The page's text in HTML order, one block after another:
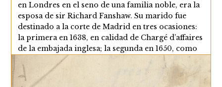
en Londres en el seno de una familia noble, era la
esposa de sir Richard Fanshaw. Su marido fue
destinado a la corte de Madrid en tres ocasiones:
la primera en 1638, en calidad de Chargé d’affaires
de la embajada inglesa; la segunda en 1650, como
enviado extraordinario para recaudar fondos
contra Cromwell;…